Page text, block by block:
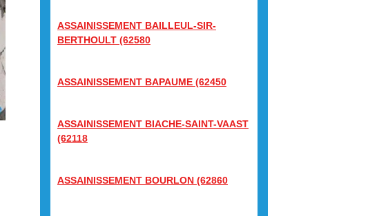
ASSAINISSEMENT BAILLEUL-SIR-
BERTHOULT (62580
ASSAINISSEMENT BAPAUME (62450
ASSAINISSEMENT BIACHE-SAINT-VAAST
(62118
ASSAINISSEMENT BOURLON (62860